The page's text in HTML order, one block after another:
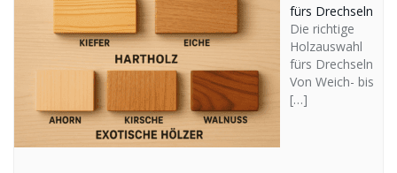
fürs Drechseln
Die richtige
Holzauswahl
fürs Drechseln
Von Weich- bis
[…]